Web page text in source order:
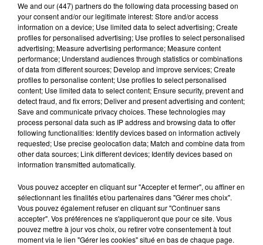
Lecture (2 min 14 sec)
100%
100% Radio les infos du Pays Catalan
23 avril 2025 - 2 min 14 sec
LES INFOS DU PAYS CATALAN DU 23/04/2025
À 09H59
We and our (447) partnersdo the following data processing based on
your consent and/or our legitimate interest: Store and/or access
information on a device; Use limited data to select advertising; Create
profiles for personalised advertising; Use profiles to select personalised
advertising; Measure advertising performance; Measure content
performance; Understand audiences through statistics or combinations
of data from different sources; Develop and improve services; Create
profiles to personalise content; Use profiles to select personalised
content; Use limited data to select content; Ensure security, prevent and
detect fraud, and fix errors; Deliver and present advertising and content;
Save and communicate privacy choices. These technologies may
process personal data such as IP address and browsing data to offer
following functionalities: Identify devices based on information actively
requested; Use precise geolocation data; Match and combine data from
other data sources; Link different devices; Identify devices based on
information transmitted automatically.
Vous pouvez accepter en cliquant sur "Accepter et fermer", ou affiner en
sélectionnant les finalités et/ou partenaires dans "Gérer mes choix".
Vous pouvez également refuser en cliquant sur "Continuer sans
accepter". Vos préférences ne s'appliqueront que pour ce site. Vous
pouvez mettre à jour vos choix, ou retirer votre consentement à tout
moment via le lien "Gérer les cookies" situé en bas de chaque page.